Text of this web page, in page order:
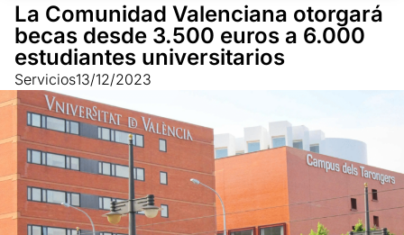
La Comunidad Valenciana otorgará
becas desde 3.500 euros a 6.000
estudiantes universitarios
Servicios13/12/2023